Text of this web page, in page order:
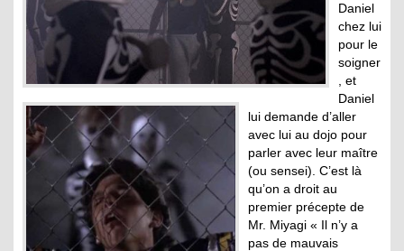
Daniel
chez lui
pour le
soigner
, et
Daniel
lui demande d’aller
avec lui au dojo pour
parler avec leur maître
(ou sensei). C’est là
qu’on a droit au
premier précepte de
Mr. Miyagi « Il n’y a
pas de mauvais